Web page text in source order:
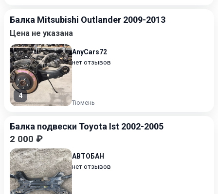
Балка Mitsubishi Outlander 2009-2013
Цена не указана
4
AnyCars72
нет отзывов
Тюмень
Балка подвески Toyota Ist 2002-2005
2 000 ₽
АВТОБАН
нет отзывов